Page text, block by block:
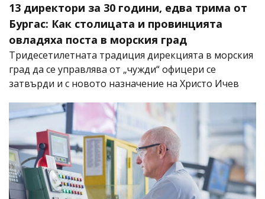
13 директори за 30 години, едва трима от
Бургас: Как столицата и провинцията
овладяха поста в морския град
Тридесетилетната традиция дирекцията в морския
град да се управлява от „чужди“ офицери се
затвърди и с новото назначение на Христо Ичев